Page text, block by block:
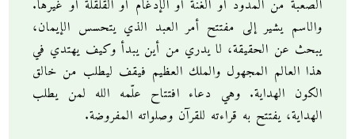
الصعبة من المدود أو الغنّة أو الإدغام أو القلقلة أو غيرها.
والاسم يشير إلى مفتتح أمر العبد الذي يتحسس الإيمان،
يبحث عن الحقيقة، لا يدري من أين يبدأ وكيف يهتدي في
هذا العالم المجهول والملك العظيم فيقف ليطلب من خالق
الكون الهداية. وهي دعاء افتتاح علّمه الله لمن يطلب
الهداية، يفتتح به قراءته للقرآن وصلواته المفروضة.